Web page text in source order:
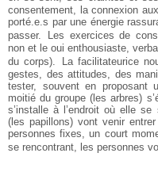
consentement, la connexion
porté.e.s par une énergie
passer. Les exercices de
non et le oui enthousiaste,
du corps). La facilitateurice
gestes, des attitudes, des
tester, souvent en proposant
moitié du groupe (les arbres)
s’installe à l’endroit où elle
(les papillons) vont venir
personnes fixes, un court
se rencontrant, les personnes